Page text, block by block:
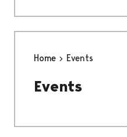
Home Events
Events